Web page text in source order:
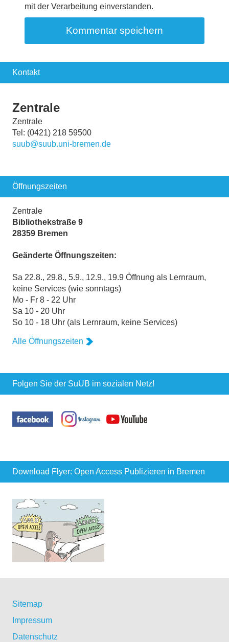
mit der Verarbeitung einverstanden.
Kontakt
Zentrale
Zentrale
Tel: (0421) 218 59500
suub@suub.uni-bremen.de
Öffnungszeiten
Zentrale
Bibliothekstraße 9
28359 Bremen
Geänderte Öffnungszeiten:
Sa 22.8., 29.8., 5.9., 12.9., 19.9 Öffnung als Lernraum,
keine Services (wie sonntags)
Mo - Fr 8 - 22 Uhr
Sa 10 - 20 Uhr
So 10 - 18 Uhr (als Lernraum, keine Services)
Alle Öffnungszeiten
Folgen Sie der SuUB im sozialen Netz!
Download Flyer: Open Access Publizieren in Bremen
Sitemap
Impressum
Datenschutz